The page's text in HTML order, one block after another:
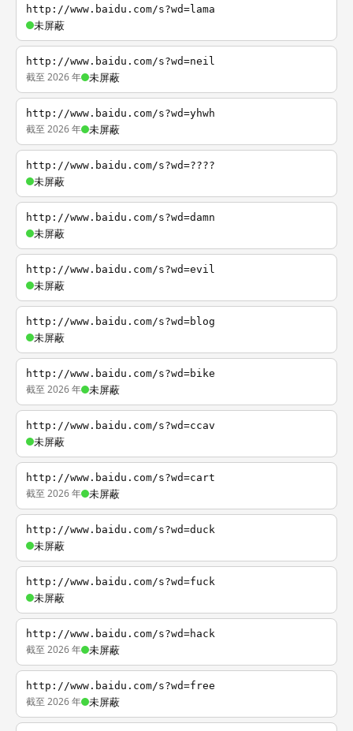
http://www.baidu.com/s?wd=lama
未屏蔽
http://www.baidu.com/s?wd=neil
截至 2026 年 未屏蔽
http://www.baidu.com/s?wd=yhwh
截至 2026 年 未屏蔽
http://www.baidu.com/s?wd=????
未屏蔽
http://www.baidu.com/s?wd=damn
未屏蔽
http://www.baidu.com/s?wd=evil
未屏蔽
http://www.baidu.com/s?wd=blog
未屏蔽
http://www.baidu.com/s?wd=bike
截至 2026 年 未屏蔽
http://www.baidu.com/s?wd=ccav
未屏蔽
http://www.baidu.com/s?wd=cart
截至 2026 年 未屏蔽
http://www.baidu.com/s?wd=duck
未屏蔽
http://www.baidu.com/s?wd=fuck
未屏蔽
http://www.baidu.com/s?wd=hack
截至 2026 年 未屏蔽
http://www.baidu.com/s?wd=free
截至 2026 年 未屏蔽